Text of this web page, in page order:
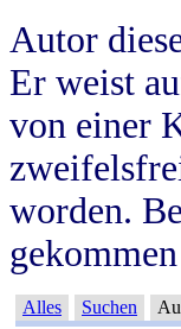
Autor
Er weist
von einer
worden.
Alles Suchen